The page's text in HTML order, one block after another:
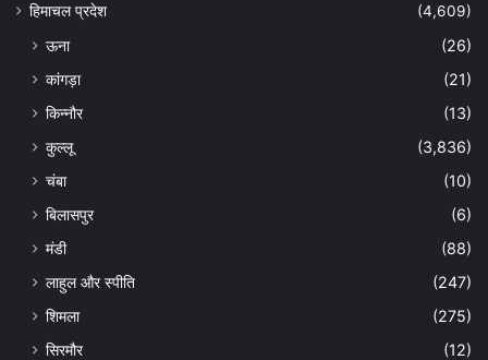
हिमाचल प्रदेश
(4,609)
ऊना
(26)
कांगड़ा
(21)
किन्नौर
(13)
कुल्लू
(3,836)
चंबा
(10)
बिलासपुर
(6)
मंडी
(88)
लाहुल और स्पीति
(247)
शिमला
(275)
सिरमौर
(12)